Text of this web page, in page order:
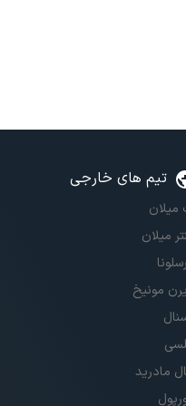
تیم های خارجی
میلان
میلان
مونیخ
مادرید